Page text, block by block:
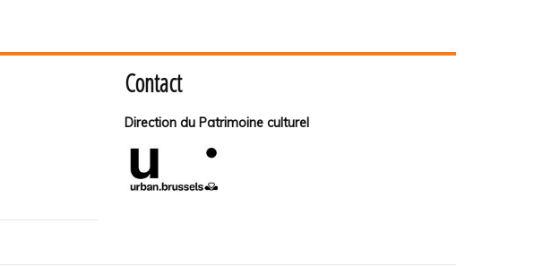
Contact
Direction du Patrimoine culturel